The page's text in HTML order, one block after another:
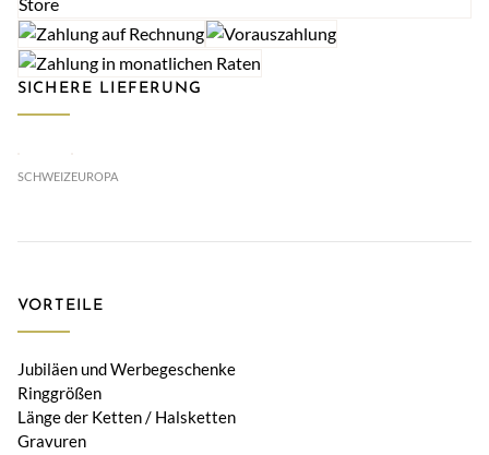
SICHERE LIEFERUNG
SCHWEIZEUROPA
VORTEILE
Jubiläen und Werbegeschenke
Ringgrößen
Länge der Ketten / Halsketten
Gravuren